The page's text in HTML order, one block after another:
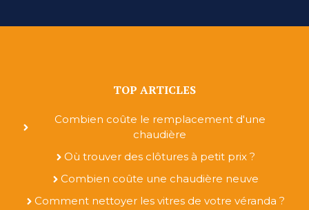
TOP ARTICLES
Combien coûte le remplacement d'une
chaudière
Où trouver des clôtures à petit prix ?
Combien coûte une chaudière neuve
Comment nettoyer les vitres de votre véranda ?